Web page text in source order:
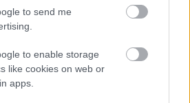
to send me
to enable storage
like cookies on web or
apps.
az eső a Duna